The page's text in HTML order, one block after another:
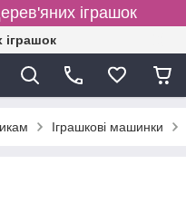
іграшок
іграшок
Іграшкові машинки